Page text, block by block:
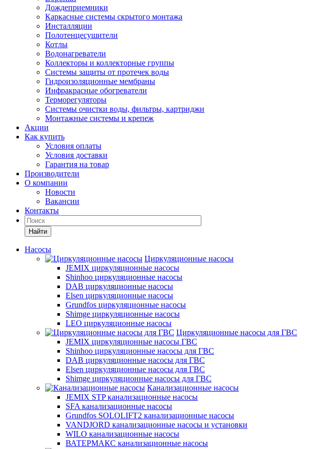
Дождеприемники
Каркасные системы скрытого монтажа
Инсталляции
Полотенцесушители
Котлы
Водонагреватели
Коллекторы и коллекторные группы
Системы защиты от протечек воды
Гидроизоляционные мембраны
Инфракрасные обогреватели
Терморегуляторы
Системы очистки воды, фильтры, картриджи
Монтажные системы и крепеж
Акции
Как купить
Условия оплаты
Условия доставки
Гарантия на товар
Производители
О компании
Новости
Вакансии
Контакты
Найти
Насосы
Циркуляционные насосы
JEMIX циркуляционные насосы
Shinhoo циркуляционные насосы
DAB циркуляционные насосы
Elsen циркуляционные насосы
Grundfos циркуляционные насосы
Shimge циркуляционные насосы
LEO циркуляционные насосы
Циркуляционные насосы для ГВС
JEMIX циркуляционные насосы ГВС
Shinhoo циркуляционные насосы для ГВС
DAB циркуляционные насосы для ГВС
Elsen циркуляционные насосы для ГВС
Shimge циркуляционные насосы для ГВС
Канализационные насосы
JEMIX STP канализационные насосы
SFA канализационные насосы
Grundfos SOLOLIFT2 канализационные насосы
VANDJORD канализационные насосы и установки
WILO канализационные насосы
ВАТЕРМАКС канализационные насосы